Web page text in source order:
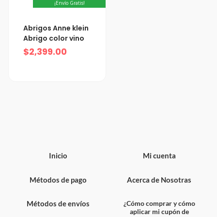
¡Envío Gratis!
Abrigos Anne klein
Abrigo color vino
$2,399.00
Inicio
Métodos de pago
Métodos de envíos
Mi cuenta
Acerca de Nosotras
¿Cómo comprar y cómo
aplicar mi cupón de